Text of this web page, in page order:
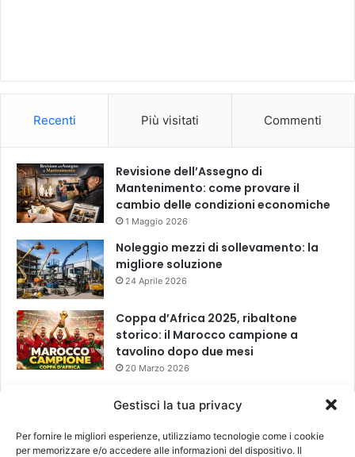
Gestisci la tua privacy
Per fornire le migliori esperienze, utilizziamo tecnologie come i cookie
per memorizzare e/o accedere alle informazioni del dispositivo. Il
Recenti Più visitati Commenti
Revisione dell’Assegno di
Mantenimento: come provare il
cambio delle condizioni economiche
1 Maggio 2026
Noleggio mezzi di sollevamento: la
migliore soluzione
24 Aprile 2026
Coppa d’Africa 2025, ribaltone
storico: il Marocco campione a
tavolino dopo due mesi
20 Marzo 2026
Leggi anche